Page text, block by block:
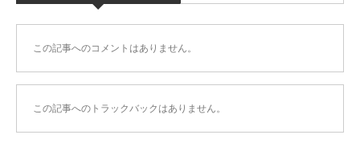
この記事へのコメントはありません。
この記事へのトラックバックはありません。